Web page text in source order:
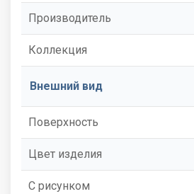
Производитель
Коллекция
Внешний вид
Поверхность
Цвет изделия
С рисунком